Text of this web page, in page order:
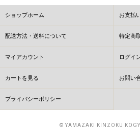
ショップホーム お支払
配送方法・送料について 特定商
マイアカウント ログイ
カートを見る お問い
プライバシーポリシー
© YAMAZAKI KINZOKU